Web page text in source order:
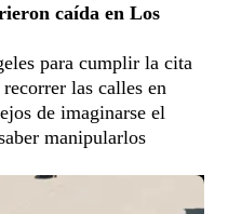
caída en Los
para cumplir la cita
las calles en
de imaginarse el
manipularlos